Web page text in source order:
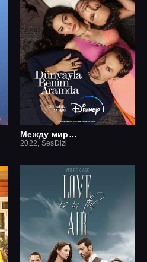
Между миром и мной
2022, SesDizi